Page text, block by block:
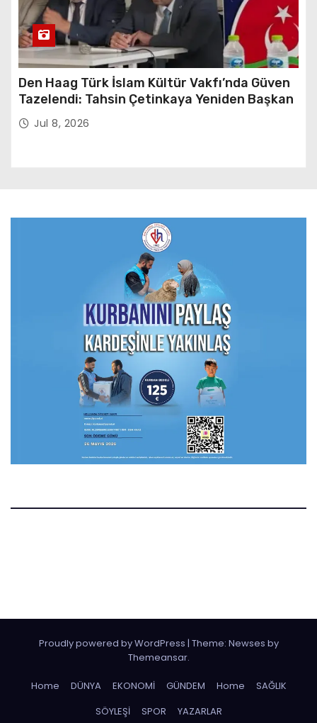
Den Haag Türk İslam Kültür Vakfı’nda Güven
Tazelendi: Tahsin Çetinkaya Yeniden Başkan
Jul 8, 2026
Proudly powered by WordPress | Theme: Newses by
Themeansar.
Home DÜNYA EKONOMİ GÜNDEM Home
SAĞLIK
SÖYLEŞİ
SPOR YAZARLAR